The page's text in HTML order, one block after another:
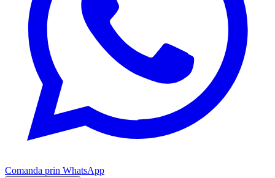
Comanda prin WhatsApp